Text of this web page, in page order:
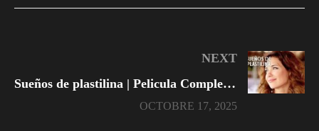
NEXT
Sueños de plastilina | Pelicula Completa En Español
OCTOBRE 17, 2025